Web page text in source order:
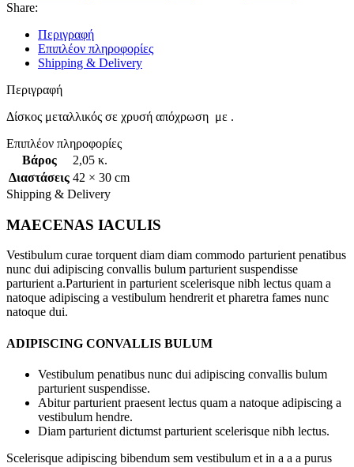
Share:
Περιγραφή
Επιπλέον πληροφορίες
Shipping & Delivery
Περιγραφή
Δίσκος μεταλλικός σε χρυσή απόχρωση με .
Επιπλέον πληροφορίες
Βάρος
2,05 κ.
Διαστάσεις 42 × 30 cm
Shipping & Delivery
MAECENAS IACULIS
Vestibulum curae torquent diam diam commodo parturient penatibus
nunc dui adipiscing convallis bulum parturient suspendisse
parturient a.Parturient in parturient scelerisque nibh lectus quam a
natoque adipiscing a vestibulum hendrerit et pharetra fames nunc
natoque dui.
ADIPISCING CONVALLIS BULUM
Vestibulum penatibus nunc dui adipiscing convallis bulum
parturient suspendisse.
Abitur parturient praesent lectus quam a natoque adipiscing a
vestibulum hendre.
Diam parturient dictumst parturient scelerisque nibh lectus.
Scelerisque adipiscing bibendum sem vestibulum et in a a a purus